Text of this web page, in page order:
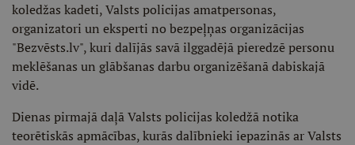
koledžas kadeti, Valsts policijas amatpersonas,
organizatori un eksperti no bezpeļņas organizācijas
"Bezvēsts.lv", kuri dalījās savā ilggadējā pieredzē personu
meklēšanas un glābšanas darbu organizēšanā dabiskajā
vidē.
Dienas pirmajā daļā Valsts policijas koledžā notika
teorētiskās apmācības, kurās dalībnieki iepazinās ar Valsts